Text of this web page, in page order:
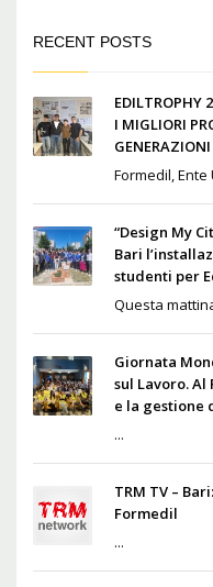
RECENT POSTS
EDILTROPHY
I MIGLIORI
Formedil,
“Design My
Bari
studenti per
Questa
Giornata
sul Lavoro.
e la gestione
...
TRM TV –
Formedil
...